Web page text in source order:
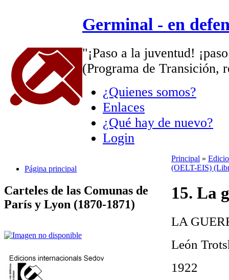
Germinal - en
"¡Paso a la juventud!
(Programa de Transición,
¿Quienes somos?
Enlaces
¿Qué hay de nuevo?
Login
Página principal
Carteles de las Comunas de
París y Lyon (1870-1871)
Principal »
(OELT-EIS)
15. La
LA
León
1922